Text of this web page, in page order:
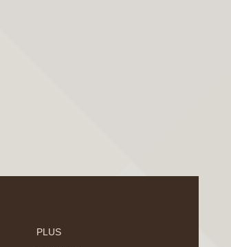
PLUS